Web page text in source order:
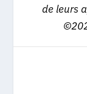
de leurs